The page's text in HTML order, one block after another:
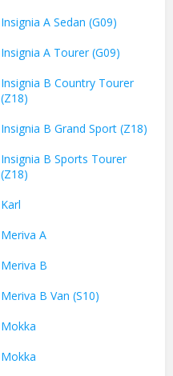
Insignia A Sedan (G09)
Insignia A Tourer (G09)
Insignia B Country Tourer
(Z18)
Insignia B Grand Sport (Z18)
Insignia B Sports Tourer
(Z18)
Karl
Meriva A
Meriva B
Meriva B Van (S10)
Mokka
Mokka